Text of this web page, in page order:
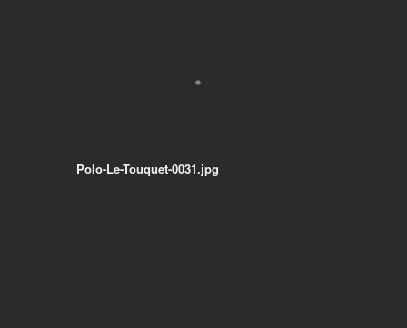
Polo-Le-Touquet-0031.jpg